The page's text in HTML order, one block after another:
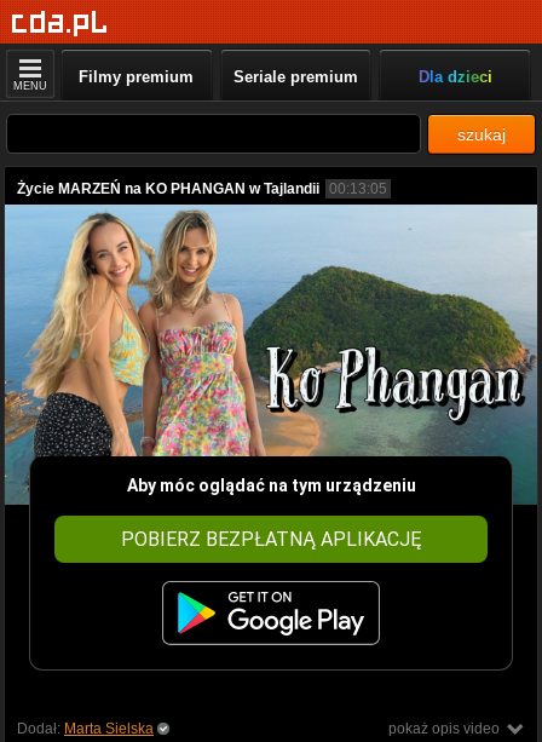
MENU Filmy premium Seriale premium Dla dzieci
szukaj
Życie MARZEŃ na KO PHANGAN w Tajlandii 00:13:05
Aby móc oglądać na tym urządzeniu
POBIERZ BEZPŁATNĄ APLIKACJĘ
pokaż opis video
Dodał: Marta Sielska